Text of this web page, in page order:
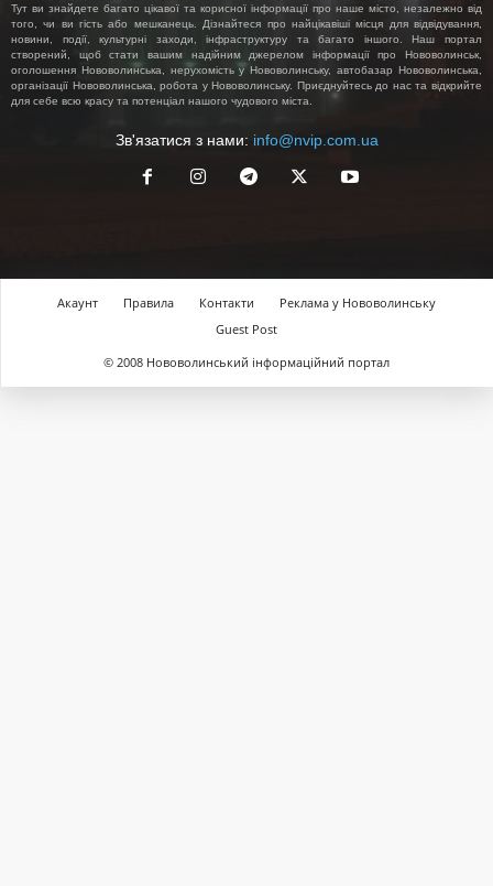
Тут ви знайдете багато цікавої та корисної інформації про наше місто, незалежно від
того, чи ви гість або мешканець. Дізнайтеся про найцікавіші місця для відвідування,
новини, події, культурні заходи, інфраструктуру та багато іншого. Наш портал
створений, щоб стати вашим надійним джерелом інформації про Нововолинськ,
оголошення Нововолинська, нерухомість у Нововолинську, автобазар Нововолинська,
організації Нововолинська, робота у Нововолинську. Приєднуйтесь до нас та відкрийте
для себе всю красу та потенціал нашого чудового міста.
Зв'язатися з нами: info@nvip.com.ua
Акаунт Правила Контакти
Реклама у Нововолинську
Guest Post
© 2008 Нововолинський інформаційний портал